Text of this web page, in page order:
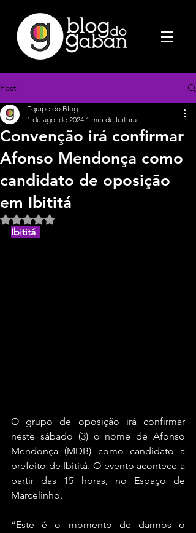
Post
Convenção irá confirmar
Afonso Mendonça como
candidato de oposição
em Ibititá
Equipe do Blog
1 de ago. de 2024 1 min de leitura
Avaliado com NaN de 5 estrelas.
Ibititá
O grupo de oposição irá confirmar
neste sábado (3) o nome de Afonso
Mendonça (MDB) como candidato a
prefeito de Ibititá. O evento acontece a
partir das 15 horas, no Espaço de
Marcelinho.
“Este é o momento de darmos o